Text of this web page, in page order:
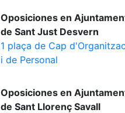
Oposiciones en
de Sant Just Desvern
1 plaça de Cap
i de Personal
Oposiciones en
de Sant Llorenç Savall